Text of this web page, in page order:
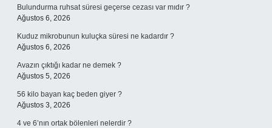
Bulundurma ruhsat süresi geçerse cezası var mıdır ?
Ağustos 6, 2026
Kuduz mikrobunun kuluçka süresi ne kadardır ?
Ağustos 6, 2026
Avazın çıktığı kadar ne demek ?
Ağustos 5, 2026
56 kilo bayan kaç beden giyer ?
Ağustos 3, 2026
4 ve 6’nın ortak bölenleri nelerdir ?